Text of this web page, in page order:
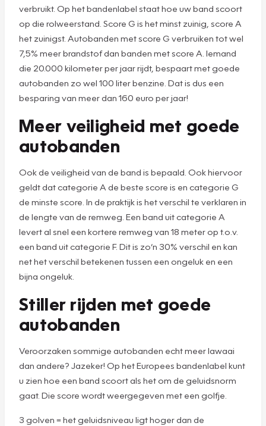
verbruikt. Op het bandenlabel staat hoe uw band scoort
op die rolweerstand. Score G is het minst zuinig, score A
het zuinigst. Autobanden met score G verbruiken tot wel
7,5% meer brandstof dan banden met score A. Iemand
die 20.000 kilometer per jaar rijdt, bespaart met goede
autobanden zo wel 100 liter benzine. Dat is dus een
besparing van meer dan 160 euro per jaar!
Meer veiligheid met goede
autobanden
Ook de veiligheid van de band is bepaald. Ook hiervoor
geldt dat categorie A de beste score is en categorie G
de minste score. In de praktijk is het verschil te verklaren in
de lengte van de remweg. Een band uit categorie A
levert al snel een kortere remweg van 18 meter op t.o.v.
een band uit categorie F. Dit is zo’n 30% verschil en kan
net het verschil betekenen tussen een ongeluk en een
bijna ongeluk.
Stiller rijden met goede
autobanden
Veroorzaken sommige autobanden echt meer lawaai
dan andere? Jazeker! Op het Europees bandenlabel kunt
u zien hoe een band scoort als het om de geluidsnorm
gaat. Die score wordt weergegeven met een golfje.
3 golven = het geluidsniveau ligt hoger dan de